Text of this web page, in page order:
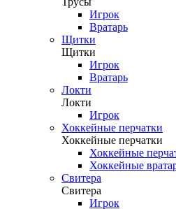
Игрок
Вратарь
Щитки
Щитки
Игрок
Вратарь
Локти
Локти
Игрок
Хоккейные перчатки
Хоккейные перчатки
Хоккейные
Хоккейные
Свитера
Свитера
Игрок